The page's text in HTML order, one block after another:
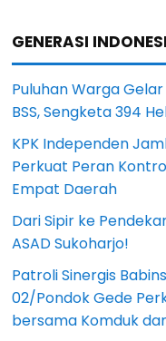
GENERASI
Puluhan Warga
BSS, Sengketa 394
KPK Independen
Perkuat Peran
Empat Daerah
Dari Sipir ke
ASAD Sukoharjo!
Patroli Sinergis
02/Pondok Gede
bersama Komduk